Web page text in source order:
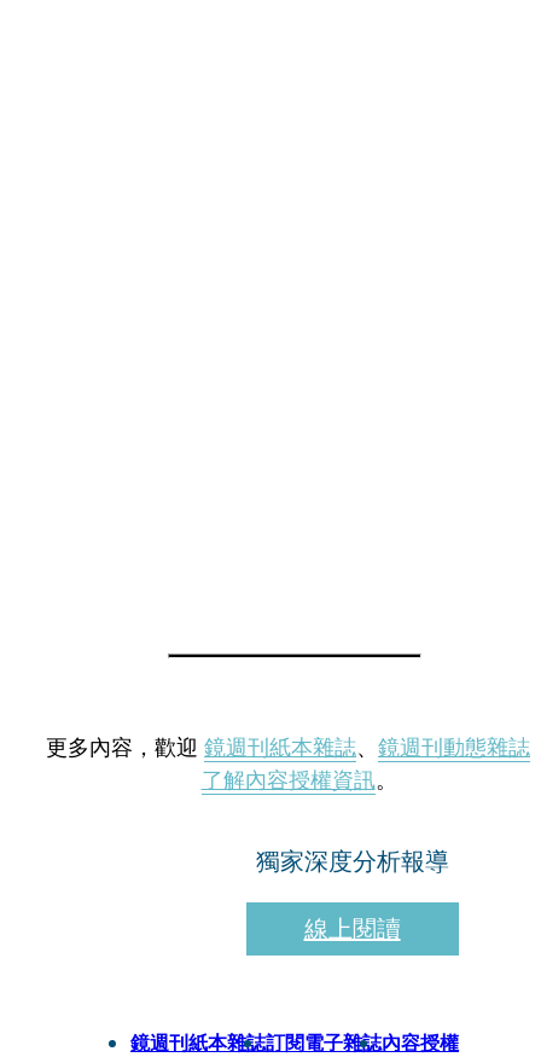
更多內容，歡迎 鏡週刊紙本雜誌、 鏡週刊動態雜誌
了解內容授權資訊。
獨家深度分析報導
線上閱讀
鏡週刊紙本雜誌訂閱電子雜誌內容授權